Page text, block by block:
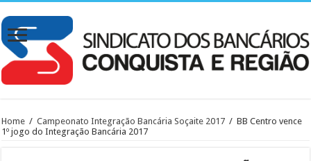
Home / Campeonato Integração Bancária Soçaite 2017 / BB Centro vence
1º jogo do Integração Bancária 2017